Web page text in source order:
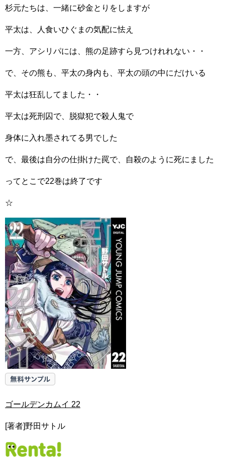
杉元たちは、一緒に砂金とりをしますが
平太は、人食いひぐまの気配に怯え
一方、アシリパには、熊の足跡すら見つけれれない・・
で、その熊も、平太の身内も、平太の頭の中にだけいる
平太は狂乱してました・・
平太は死刑囚で、脱獄犯で殺人鬼で
身体に入れ墨されてる男でした
で、最後は自分の仕掛けた罠で、自殺のように死にました
ってとこで22巻は終了です
☆
ゴールデンカムイ 22
[著者]野田サトル